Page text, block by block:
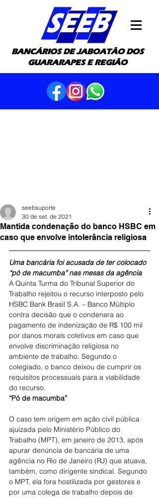
BANCÁRIOS DE JABOATÃO DOS
GUARARAPES E REGIÃO
Mantida condenação do banco HSBC em
caso que envolve intolerância religiosa
seebsuporte
30 de set. de 2021
Uma bancária foi acusada de ter colocado
“pó de macumba” nas mesas da agência
A Quinta Turma do Tribunal Superior do
Trabalho rejeitou o recurso interposto pelo
HSBC Bank Brasil S.A. – Banco Múltiplo
contra decisão que o condenara ao
pagamento de indenização de R$ 100 mil
por danos morais coletivos em caso que
envolve discriminação religiosa no
ambiente de trabalho. Segundo o
colegiado, o banco deixou de cumprir os
requisitos processuais para a viabilidade
do recurso.
“Pó de macumba”
O caso tem origem em ação civil pública
ajuizada pelo Ministério Público do
Trabalho (MPT), em janeiro de 2013, após
apurar denúncia de bancária de uma
agência no Rio de Janeiro (RJ) que atuava,
também, como dirigente sindical. Segundo
o MPT, ela fora hostilizada por gestores e
por uma colega de trabalho depois de